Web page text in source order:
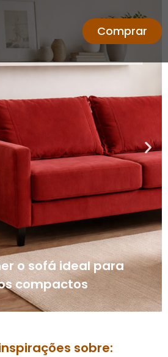
Comprar
o sofá ideal para
compactos
sobre: